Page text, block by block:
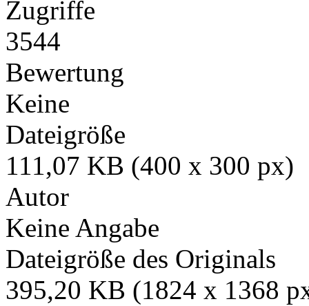
Zugriffe
3544
Bewertung
Keine
Dateigröße
111,07 KB (400 x 300 px)
Autor
Keine Angabe
Dateigröße des Originals
395,20 KB (1824 x 1368